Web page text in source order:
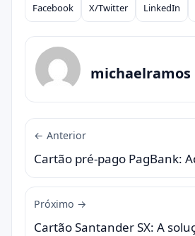
Compartilhar
Facebook X/Twitter LinkedIn
michaelramos
← Anterior
Cartão pré-pago PagBank:
Próximo →
Cartão Santander SX: A